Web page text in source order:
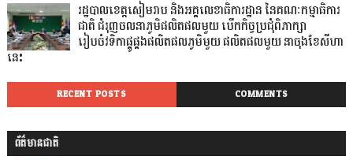
រដ្ឋបាលខេត្តសៀមរាប និងអគ្គលេខាធិការដ្ឋាន នៃគណៈកម្មាធិការ
ជាតិ ជំរុញចលនាភូមិផលិតផលមួយ បើកកិច្ចប្រជុំពិភាក្សា
រៀបចំវទិកាផ្គូផ្គងផលិតផលភូមិមួយ ផលិតផលមួយ នាចុងខែសីហា
នេះ
RECENT POSTS COMMENTS
ព័ត៌មានជាតិ